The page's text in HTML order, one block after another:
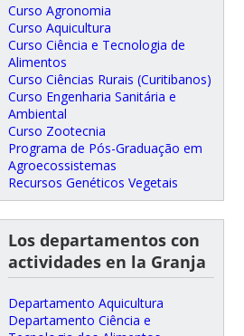
Curso Agronomia
Curso Aquicultura
Curso Ciência e Tecnologia de
Alimentos
Curso Ciências Rurais (Curitibanos)
Curso Engenharia Sanitária e
Ambiental
Curso Zootecnia
Programa de Pós-Graduação em
Agroecossistemas
Recursos Genéticos Vegetais
Los departamentos con
actividades en la Granja
Departamento Aquicultura
Departamento Ciência e